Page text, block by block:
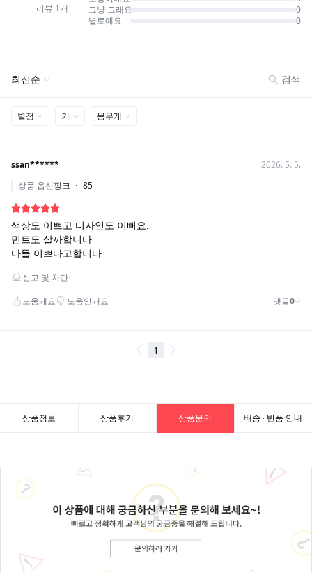
상품정보 상품후기 상품문의 배송 · 반품 안내